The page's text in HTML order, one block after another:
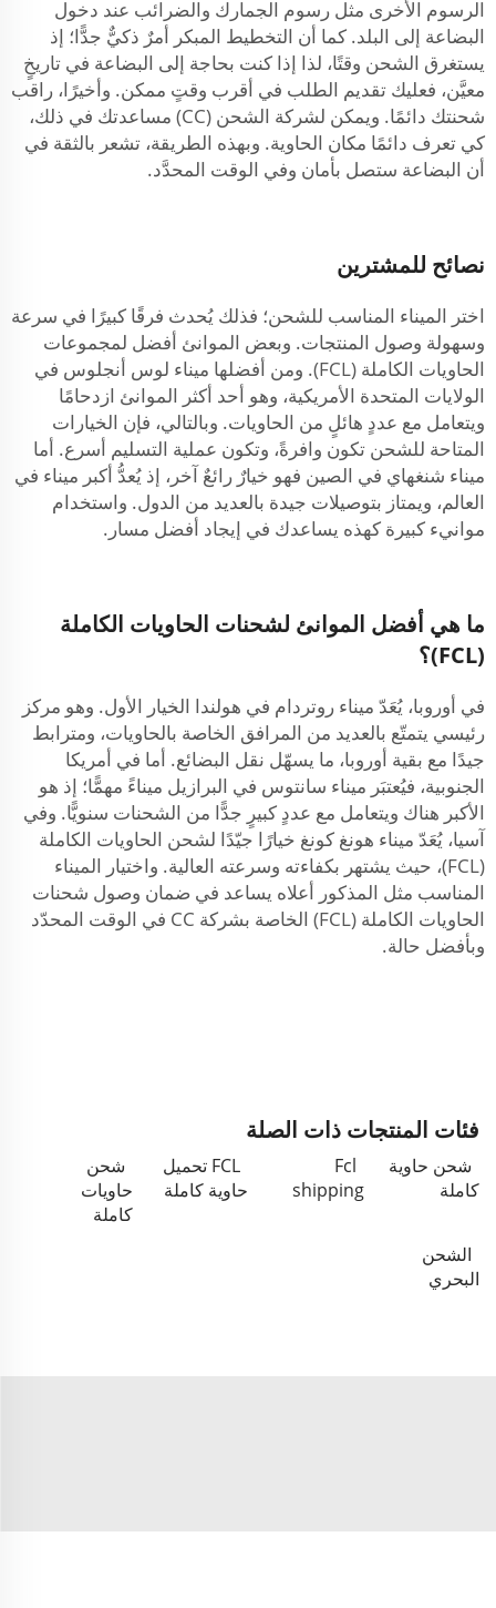
الرسوم الأخرى مثل رسوم الجمارك والضرائب عند دخول
البضاعة إلى البلد. كما أن التخطيط المبكر أمرٌ ذكيٌّ جدًّا؛ إذ
يستغرق الشحن وقتًا، لذا إذا كنت بحاجة إلى البضاعة في تاريخٍ
معيَّن، فعليك تقديم الطلب في أقرب وقتٍ ممكن. وأخيرًا، راقب
شحنتك دائمًا. ويمكن لشركة الشحن (CC) مساعدتك في ذلك،
كي تعرف دائمًا مكان الحاوية. وبهذه الطريقة، تشعر بالثقة في
أن البضاعة ستصل بأمان وفي الوقت المحدَّد.
نصائح للمشترين
اختر الميناء المناسب للشحن؛ فذلك يُحدث فرقًا كبيرًا في سرعة
وسهولة وصول المنتجات. وبعض الموانئ أفضل لمجموعات
الحاويات الكاملة (FCL). ومن أفضلها ميناء لوس أنجلوس في
الولايات المتحدة الأمريكية، وهو أحد أكثر الموانئ ازدحامًا
ويتعامل مع عددٍ هائلٍ من الحاويات. وبالتالي، فإن الخيارات
المتاحة للشحن تكون وافرةً، وتكون عملية التسليم أسرع. أما
ميناء شنغهاي في الصين فهو خيارٌ رائعٌ آخر، إذ يُعدُّ أكبر ميناء في
العالم، ويمتاز بتوصيلات جيدة بالعديد من الدول. واستخدام
موانيء كبيرة كهذه يساعدك في إيجاد أفضل مسار.
ما هي أفضل الموانئ لشحنات الحاويات الكاملة
(FCL)؟
في أوروبا، يُعَدّ ميناء روتردام في هولندا الخيار الأول. وهو مركز
رئيسي يتمتّع بالعديد من المرافق الخاصة بالحاويات، ومترابط
جيدًا مع بقية أوروبا، ما يسهّل نقل البضائع. أما في أمريكا
الجنوبية، فيُعتبَر ميناء سانتوس في البرازيل ميناءً مهمًّا؛ إذ هو
الأكبر هناك ويتعامل مع عددٍ كبيرٍ جدًّا من الشحنات سنويًّا. وفي
آسيا، يُعَدّ ميناء هونغ كونغ خيارًا جيّدًا لشحن الحاويات الكاملة
(FCL)، حيث يشتهر بكفاءته وسرعته العالية. واختيار الميناء
المناسب مثل المذكور أعلاه يساعد في ضمان وصول شحنات
الحاويات الكاملة (FCL) الخاصة بشركة CC في الوقت المحدّد
وبأفضل حالة.
فئات المنتجات ذات الصلة
شحن حاوية
كاملة
Fcl
shipping
FCL تحميل
حاوية كاملة
شحن
حاويات
كاملة
الشحن
البحري